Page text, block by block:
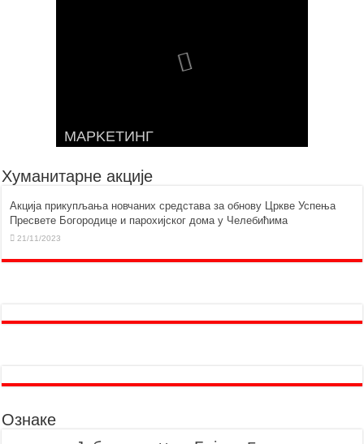
МАРKЕТИНГ
Хуманитарне акције
Aкција прикупљања новчаних средстава за обнову Цркве Успења
Пресвете Богородице и парохијског дома у Челебићима
21/11/2023
Ознаке